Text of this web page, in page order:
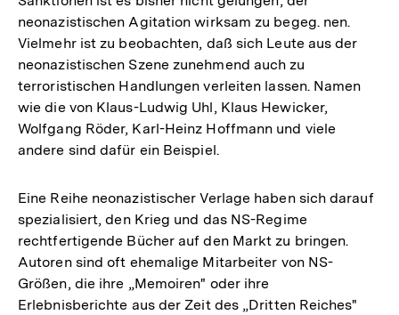
neonazistischen Agitation wirksam zu begeg. nen.
Vielmehr ist zu beobachten, daß sich Leute aus der
neonazistischen Szene zunehmend auch zu
terroristischen Handlungen verleiten lassen. Namen
wie die von Klaus-Ludwig Uhl, Klaus Hewicker,
Wolfgang Röder, Karl-Heinz Hoffmann und viele
andere sind dafür ein Beispiel.
Eine Reihe neonazistischer Verlage haben sich darauf
spezialisiert, den Krieg und das NS-Regime
rechtfertigende Bücher auf den Markt zu bringen.
Autoren sind oft ehemalige Mitarbeiter von NS-
Größen, die ihre „Memoiren" oder ihre
Erlebnisberichte aus der Zeit des „Dritten Reiches"